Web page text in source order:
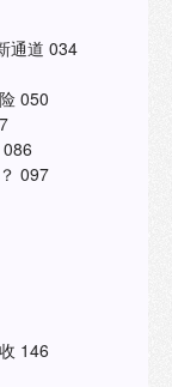
通道 034
050
097
146